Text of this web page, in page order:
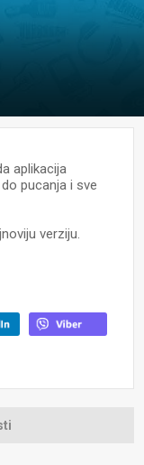
aplikacija
pucanja i sve
verziju.